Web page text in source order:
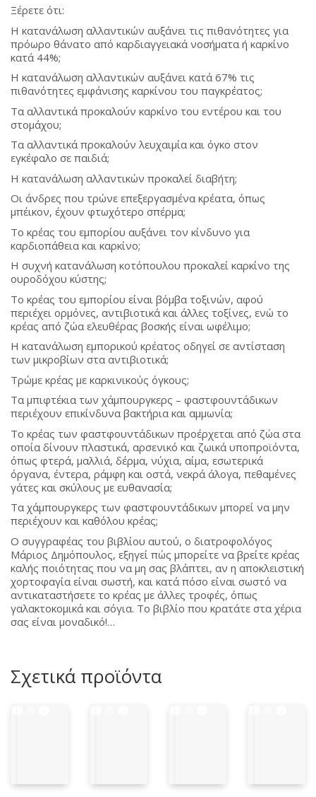
Ξέρετε ότι:
Η κατανάλωση αλλαντικών αυξάνει τις πιθανότητες για
πρόωρο θάνατο από καρδιαγγειακά νοσήματα ή καρκίνο
κατά 44%;
Η κατανάλωση αλλαντικών αυξάνει κατά 67% τις
πιθανότητες εμφάνισης καρκίνου του παγκρέατος;
Τα αλλαντικά προκαλούν καρκίνο του εντέρου και του
στομάχου;
Τα αλλαντικά προκαλούν λευχαιμία και όγκο στον
εγκέφαλο σε παιδιά;
Η κατανάλωση αλλαντικών προκαλεί διαβήτη;
Οι άνδρες που τρώνε επεξεργασμένα κρέατα, όπως
μπέικον, έχουν φτωχότερο σπέρμα;
Το κρέας του εμπορίου αυξάνει τον κίνδυνο για
καρδιοπάθεια και καρκίνο;
Η συχνή κατανάλωση κοτόπουλου προκαλεί καρκίνο της
ουροδόχου κύστης;
Το κρέας του εμπορίου είναι βόμβα τοξινών, αφού
περιέχει ορμόνες, αντιβιοτικά και άλλες τοξίνες, ενώ το
κρέας από ζώα ελευθέρας βοσκής είναι ωφέλιμο;
Η κατανάλωση εμπορικού κρέατος οδηγεί σε αντίσταση
των μικροβίων στα αντιβιοτικά;
Τρώμε κρέας με καρκινικούς όγκους;
Τα μπιφτέκια των χάμπουργκερς – φαστφουντάδικων
περιέχουν επικίνδυνα βακτήρια και αμμωνία;
Το κρέας των φαστφουντάδικων προέρχεται από ζώα στα
οποία δίνουν πλαστικά, αρσενικό και ζωικά υποπροϊόντα,
όπως φτερά, μαλλιά, δέρμα, νύχια, αίμα, εσωτερικά
όργανα, έντερα, ράμφη και οστά, νεκρά άλογα, πεθαμένες
γάτες και σκύλους με ευθανασία;
Τα χάμπουργκερς των φαστφουντάδικων μπορεί να μην
περιέχουν και καθόλου κρέας;
Ο συγγραφέας του βιβλίου αυτού, ο διατροφολόγος
Μάριος Δημόπουλος, εξηγεί πώς μπορείτε να βρείτε κρέας
καλής ποιότητας που να μη σας βλάπτει, αν η αποκλειστική
χορτοφαγία είναι σωστή, και κατά πόσο είναι σωστό να
αντικαταστήσετε το κρέας με άλλες τροφές, όπως
γαλακτοκομικά και σόγια. Το βιβλίο που κρατάτε στα χέρια
σας είναι μοναδικό!…
Σχετικά προϊόντα